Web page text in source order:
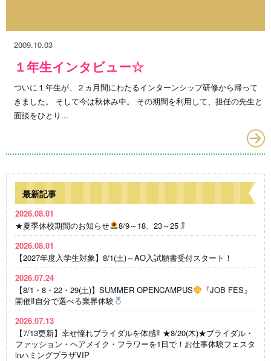
2009.10.03
１年生インタビュー☆
ついに１年生が、２ヵ月間にわたるインターンシップ研修から帰って
きました。 そして今は秋休み中。 その期間を利用して、担任の先生と
面談をひとり...
最新記事
2026.08.01
★夏季休校期間のお知らせ
8/9～18、23～25
2026.08.01
【2027年度入学生対象】8/1(土)～AO入試願書受付スタート！
2026.07.24
【8/1・8・22・29(土)】SUMMER OPENCAMPUS
『JOB FES』
開催‼自分で選べる業界体験
2026.07.13
【7/13更新】幸せ憧れブライダルを体感‼ ★8/20(木)★ブライダル・
ファッション・ヘアメイク・フラワーを1日で！お仕事体験フェスタ
inハミングプラザVIP